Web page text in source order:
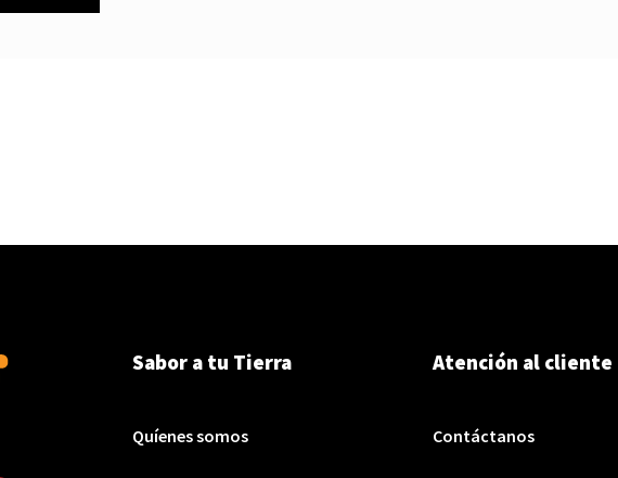
Sabor a tu Tierra
Quíenes somos
Atención al cliente
Contáctanos